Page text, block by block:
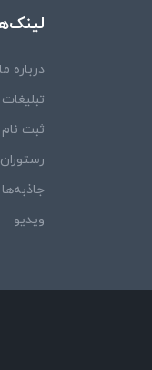
درباره ما
تبلیغات
ثبت
جاذبه‌ها
ویدیو‌